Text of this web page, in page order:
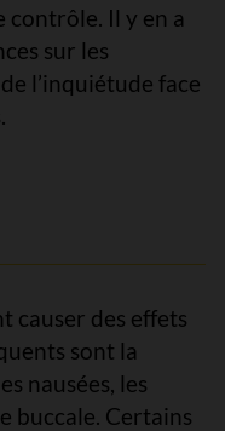
contrôle. Il y en a
sur les
l’inquiétude face
causer des effets
sont la
nausées, les
buccale. Certains